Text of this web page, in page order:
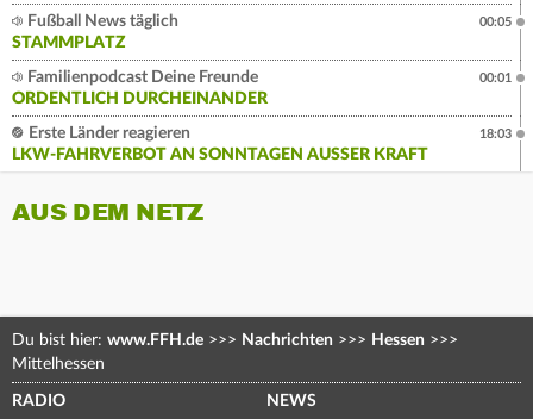
Fußball News täglich
STAMMPLATZ
00:05
Familienpodcast Deine Freunde
ORDENTLICH DURCHEINANDER
00:01
Erste Länder reagieren
LKW-FAHRVERBOT AN SONNTAGEN AUSSER KRAFT
18:03
AUS DEM NETZ
Du bist hier: www.FFH.de >>> Nachrichten >>> Hessen >>>
Mittelhessen
RADIO NEWS